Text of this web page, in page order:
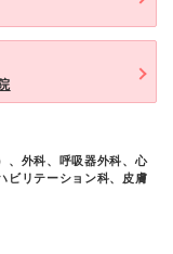
、外科、呼吸器外科、心
ビリテーション科、皮膚